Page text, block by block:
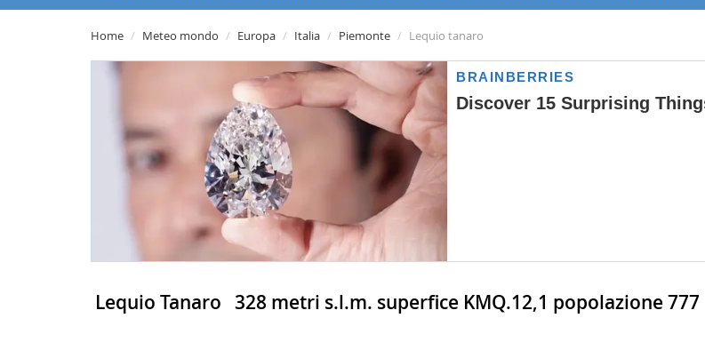
Home Meteo mondo Europa Italia Piemonte Lequio tanaro
Lequio Tanaro 328 metri s.l.m. superfice KMQ.12,1 popolazione 777